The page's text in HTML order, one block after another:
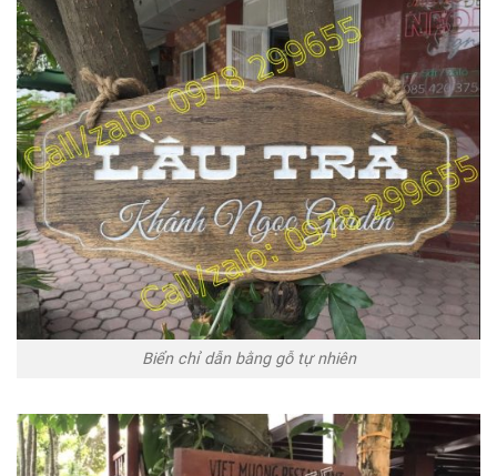
Biển chỉ dẫn bằng gỗ tự nhiên